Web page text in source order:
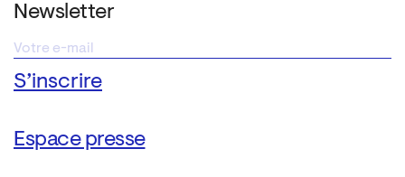
Newsletter
Espace presse